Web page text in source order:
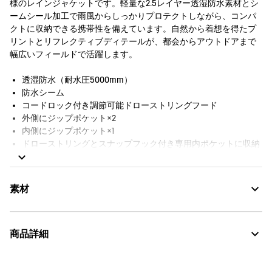
様のレインジャケットです。軽量な2.5レイヤー透湿防水素材とシ
ームシール加工で雨風からしっかりプロテクトしながら、コンパ
クトに収納できる携帯性を備えています。自然から着想を得たプ
リントとリフレクティブディテールが、都会からアウトドアまで
幅広いフィールドで活躍します。
透湿防水（耐水圧5000mm）
防水シーム
コードロック付き調節可能ドローストリングフード
外側にジップポケット×2
内側にジップポケット×1
ドローストリングとスナップフック付き専用内ポケットに収納
可能
伸縮性のある袖口
コードロック付き調節可能ドローストリングヘム
フード背面と折りたたみ式バッグに反射プリント
袖口に反射素材のトーンオントーンAIGLEバードロゴ
素材
MTD：透湿・防水
商品詳細